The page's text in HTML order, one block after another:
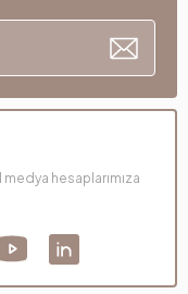
hesaplarımıza